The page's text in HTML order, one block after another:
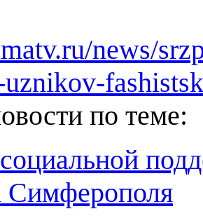
news/
по теме:
Симферополя